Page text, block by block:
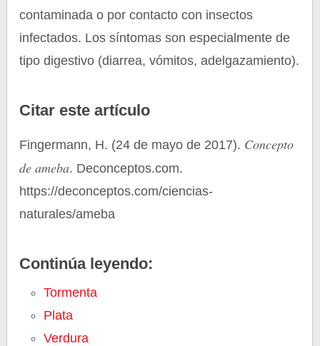
contaminada o por contacto con insectos
infectados. Los síntomas son especialmente de
tipo digestivo (diarrea, vómitos, adelgazamiento).
Citar este artículo
Fingermann, H. (24 de mayo de 2017). Concepto
de ameba. Deconceptos.com.
https://deconceptos.com/ciencias-
naturales/ameba
Continúa leyendo:
Tormenta
Plata
Verdura